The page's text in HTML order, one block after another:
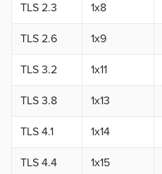
TLS 2.3 1x8
TLS 2.6 1x9
TLS 3.2 1x11
TLS 3.8 1x13
TLS 4.1 1x14
TLS 4.4 1x15